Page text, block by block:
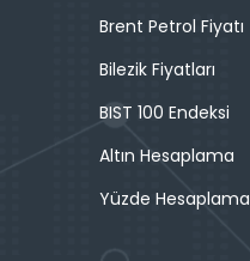
Brent Petrol Fiyatı
Bilezik Fiyatları
BIST 100 Endeksi
Altın Hesaplama
Yüzde Hesaplama